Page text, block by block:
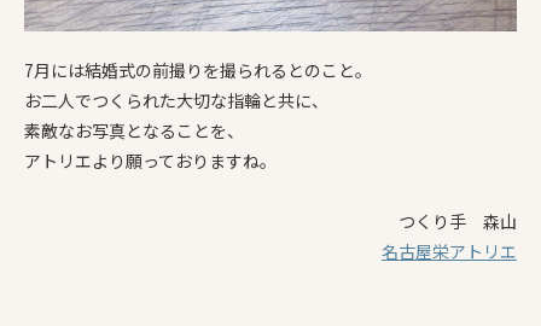
7月には結婚式の前撮りを撮られるとのこと。
お二人でつくられた大切な指輪と共に、
素敵なお写真となることを、
アトリエより願っておりますね。
つくり手 森山
名古屋栄アトリエ